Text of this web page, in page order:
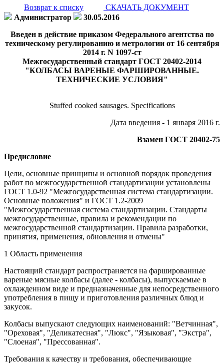
Возврат к списку
СКАЧАТЬ ДОКУМЕНТ
Администратор
30.05.2016
Введен в действие приказом Федерального агентства по
техническому регулированию и метрологии от 16 сентября
2014 г. N 1097-ст
Межгосударственный стандарт ГОСТ 20402-2014
"КОЛБАСЫ ВАРЕНЫЕ ФАРШИРОВАННЫЕ.
ТЕХНИЧЕСКИЕ УСЛОВИЯ"
Stuffed cooked sausages. Specifications
Дата введения - 1 января 2016 г.
Взамен ГОСТ 20402-75
Предисловие
Цели, основные принципы и основной порядок проведения
работ по межгосударственной стандартизации установлены
ГОСТ 1.0-92 "Межгосударственная система стандартизации.
Основные положения" и ГОСТ 1.2-2009
"Межгосударственная система стандартизации. Стандарты
межгосударственные, правила и рекомендации по
межгосударственной стандартизации. Правила разработки,
принятия, применения, обновления и отмены"
1 Область применения
Настоящий стандарт распространяется на фаршированные
вареные мясные колбасы (далее - колбасы), выпускаемые в
охлажденном виде и предназначенные для непосредственного
употребления в пищу и приготовления различных блюд и
закусок.
Колбасы выпускают следующих наименований: "Ветчинная",
"Ореховая", "Деликатесная", "Люкс", "Языковая", "Экстра",
"Слоеная", "Прессованная".
Требования к качеству и требования, обеспечивающие